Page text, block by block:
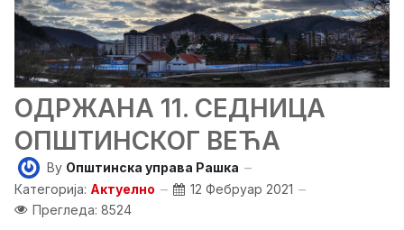
ОДРЖАНА 11. СЕДНИЦА
ОПШТИНСКОГ ВЕЋА
By Општинска управа Рашка
Категорија: Актуелно
12 Фебруар 2021
Прегледа: 8524